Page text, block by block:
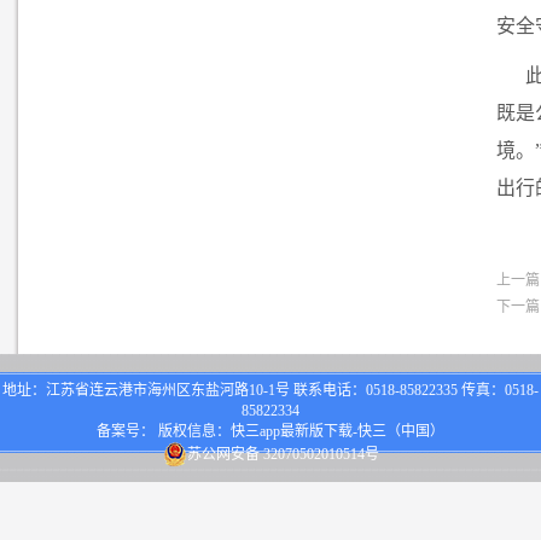
安全
既
境。
出行
上一
下一
地址：江苏省连云港市海州区东盐河路10-1号 联系电话：0518-85822335 传真：0518-
85822334
备案号： 版权信息：快三app最新版下载-快三（中国）
苏公网安备 32070502010514号